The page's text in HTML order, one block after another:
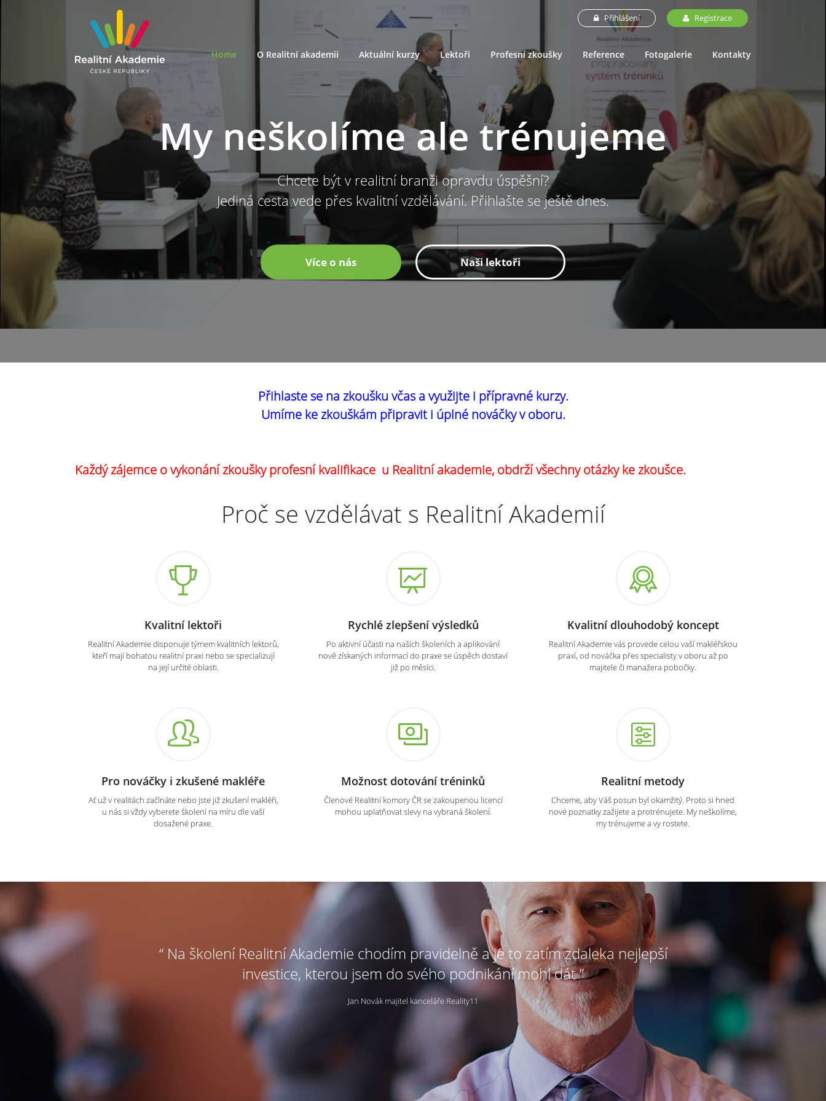
Přihlášení Registrace
Home O Realitní akademii Aktuální kurzy Lektoři Profesní zkoušky Reference Fotogalerie Kontakty
My neškolíme ale trénujeme
Chcete být v realitní branži opravdu úspěšní?
Jediná cesta vede přes kvalitní vzdělávání. Přihlašte se ještě dnes.
Více o nás Naši lektoři
Přihlaste se na zkoušku včas a využijte i přípravné kurzy.
Umíme ke zkouškám připravit i úplné nováčky v oboru.
Každý zájemce o vykonání zkoušky profesní kvalifikace u Realitní akademie, obdrží všechny otázky ke zkoušce.
Proč se vzdělávat s Realitní Akademií
Kvalitní lektoři
Realitní Akademie disponuje týmem kvalitních lektorů,
kteří mají bohatou realitní praxi nebo se specializují
na její určité oblasti.
Rychlé zlepšení výsledků
Po aktivní účasti na našich školeních a aplikování
nově získaných informací do praxe se úspěch dostaví
již po měsíci.
Kvalitní dlouhodobý koncept
Realitní Akademie vás provede celou vaší makléřskou
praxí, od nováčka přes specialisty v oboru až po
majitele či manažera pobočky.
Pro nováčky i zkušené makléře
Ať už v realitách začínáte nebo jste již zkušení makléři,
u nás si vždy vyberete školení na míru dle vaší
dosažené praxe.
Možnost dotování tréninků
Členové Realitní komory ČR se zakoupenou licencí
mohou uplatňovat slevy na vybraná školení.
Realitní metody
Chceme, aby Váš posun byl okamžitý. Proto si hned
nové poznatky zažijete a protrénujete. My neškolíme,
my trénujeme a vy rostete.
“ Na školení Realitní Akademie chodím pravidelně a je to zatím zdaleka nejlepší
investice, kterou jsem do svého podnikání mohl dát ”
Jan Novák majitel kanceláře Reality11